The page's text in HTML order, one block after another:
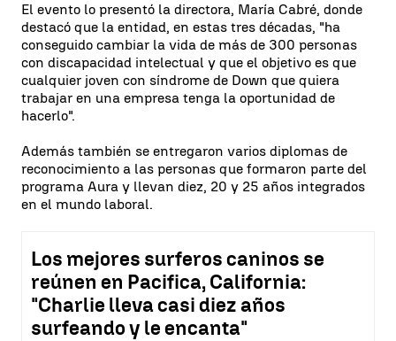
El evento lo presentó la directora, María Cabré, donde
destacó que la entidad, en estas tres décadas, "ha
conseguido cambiar la vida de más de 300 personas
con discapacidad intelectual y que el objetivo es que
cualquier joven con síndrome de Down que quiera
trabajar en una empresa tenga la oportunidad de
hacerlo".
Además también se entregaron varios diplomas de
reconocimiento a las personas que formaron parte del
programa Aura y llevan diez, 20 y 25 años integrados
en el mundo laboral.
Los mejores surferos caninos se
reúnen en Pacifica, California:
"Charlie lleva casi diez años
surfeando y le encanta"